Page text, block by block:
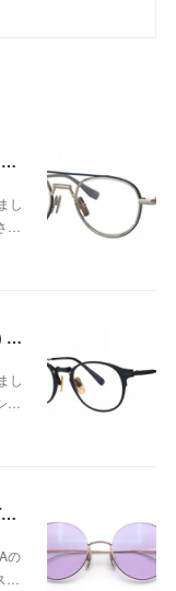
【洗練されたツーブリッジモデル】DITA（ディータ) ETHYX（エシックス） DTX189-A-03が入荷！
し
…
DITA（ディータ) UNITED(ユナイテッド) DRX-2078-Ｄ-BLKが入荷！
し
…
【HYDEさん仕様カスタムサングラス】DITA（ディータ） BELIEVER(-)（ビリーバーマイナス） DTX506-52-01 / トゥルーパープルが再入荷！
の
…